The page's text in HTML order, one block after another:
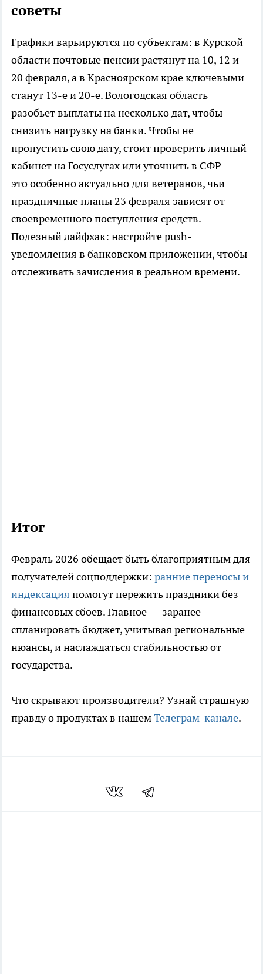
советы
Графики варьируются по субъектам: в Курской
области почтовые пенсии растянут на 10, 12 и
20 февраля, а в Красноярском крае ключевыми
станут 13-е и 20-е. Вологодская область
разобьет выплаты на несколько дат, чтобы
снизить нагрузку на банки. Чтобы не
пропустить свою дату, стоит проверить личный
кабинет на Госуслугах или уточнить в СФР —
это особенно актуально для ветеранов, чьи
праздничные планы 23 февраля зависят от
своевременного поступления средств.
Полезный лайфхак: настройте push-
уведомления в банковском приложении, чтобы
отслеживать зачисления в реальном времени.
Итог
Февраль 2026 обещает быть благоприятным для
получателей соцподдержки: ранние переносы и
индексация помогут пережить праздники без
финансовых сбоев. Главное — заранее
спланировать бюджет, учитывая региональные
нюансы, и наслаждаться стабильностью от
государства.
Что скрывают производители? Узнай страшную
правду о продуктах в нашемТелеграм-канале.